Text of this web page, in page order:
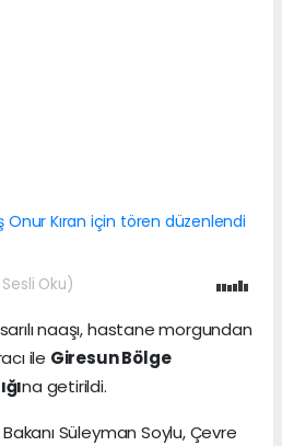
Oku)
naaşı, hastane morgundan
ile Giresun Bölge
na getirildi.
Süleyman Soylu, Çevre